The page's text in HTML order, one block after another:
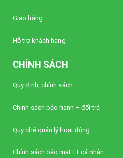
Giao hàng
Hỗ trợ khách hàng
CHÍNH SÁCH
Quy định, chính sách
Chính sách bảo hành – đổi trả
Quy chế quản lý hoạt động
Chính sách bảo mật TT cá nhân